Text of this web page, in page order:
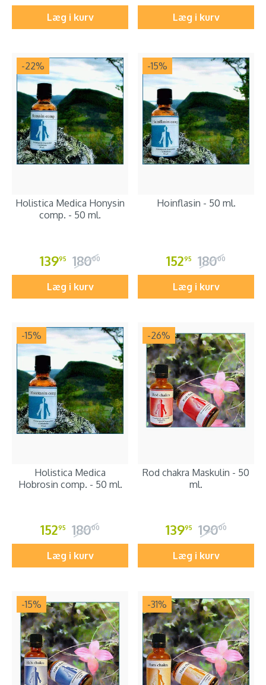
Læg i kurv Læg i kurv
-22%
Holistica Medica Honysin
comp. - 50 ml.
13995 18000
Læg i kurv
-15%
Hoinflasin - 50 ml.
15295 18000
Læg i kurv
-15%
Holistica Medica
Hobrosin comp. - 50 ml.
15295 18000
Læg i kurv
-26%
Rod chakra Maskulin - 50
ml.
13995 19000
Læg i kurv
-15% -31%